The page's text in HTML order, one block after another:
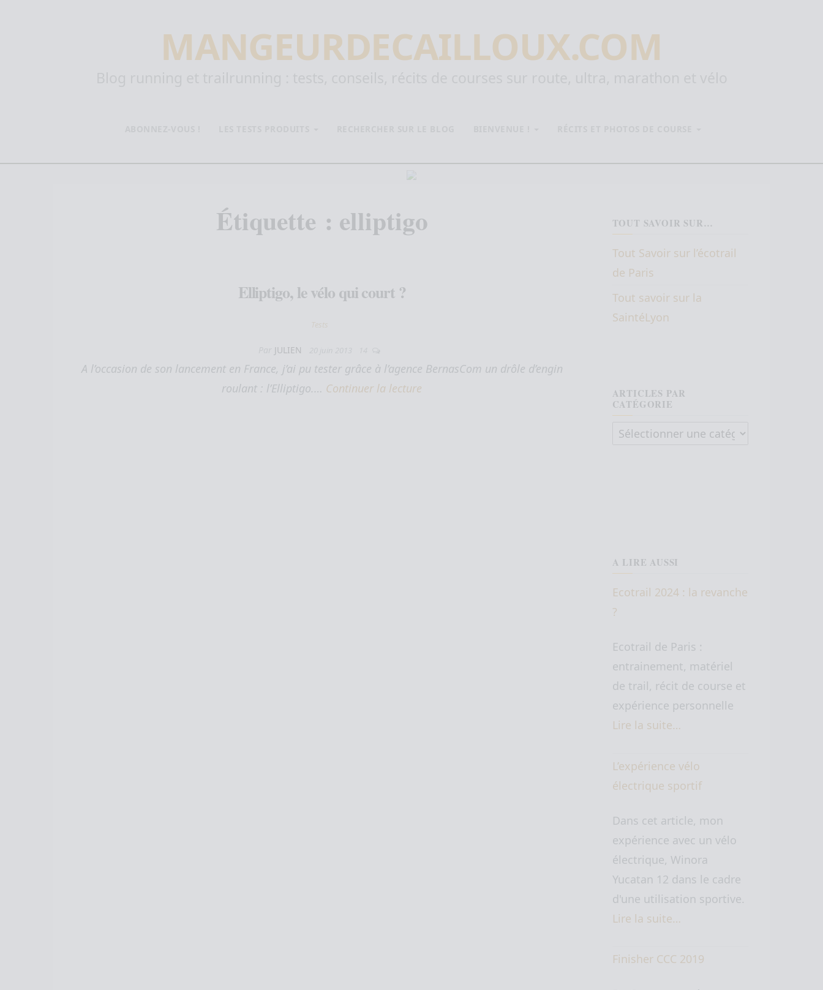
MANGEURDECAILLOUX.COM
Étiquette : elliptigo
Elliptigo, le vélo qui court ?
Tests
JULIEN
A l’occasion de son lancement en France, j’ai pu tester grâce à l’agence BernasCom un drôle d’engin
roulant : l’Elliptigo.… Continuer la lecture
TOUT SAVOIR SUR…
Tout Savoir sur l’écotrail
de Paris
Tout savoir sur la
SaintéLyon
ARTICLES PAR
CATÉGORIE
Articles par catégorie
A LIRE AUSSI
Ecotrail 2024 : la revanche
?
Ecotrail de Paris :
entrainement, matériel
de trail, récit de course et
expérience personnelle
Lire la suite…
L’expérience vélo
électrique sportif
Dans cet article, mon
expérience avec un vélo
électrique, Winora
Yucatan 12 dans le cadre
d'une utilisation sportive.
Lire la suite…
Finisher CCC 2019